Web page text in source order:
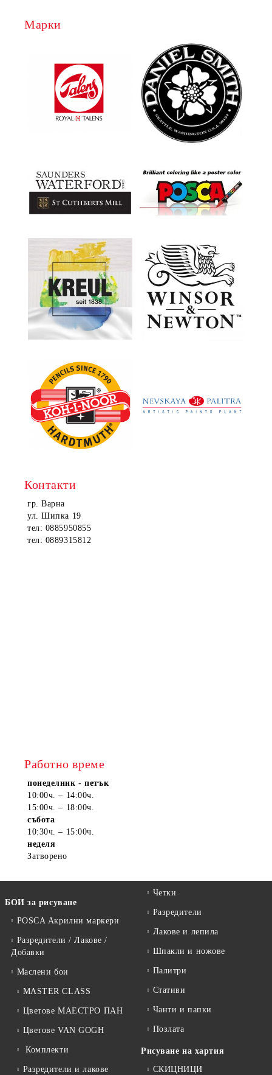
Марки
Контакти
гр. Варна
ул. Шипка 19
тел: 0885950855
тел: 0889315812
Работно време
понеделник - петък
10:00ч. – 14:00ч.
15:00ч. – 18:00ч.
събота
10:30ч. – 15:00ч.
неделя
Затворено
БОИ за рисуване
POSCA Акрилни маркери
Разредители / Лакове /
Добавки
Маслени бои
MASTER CLASS
Цветове МАЕСТРО ПАН
Цветове VAN GOGH
Комплекти
Разредители и лакове
Четки
Разредители
Лакове и лепила
Шпакли и ножове
Палитри
Стативи
Чанти и папки
Позлата
Рисуване на хартия
СКИЦНИЦИ